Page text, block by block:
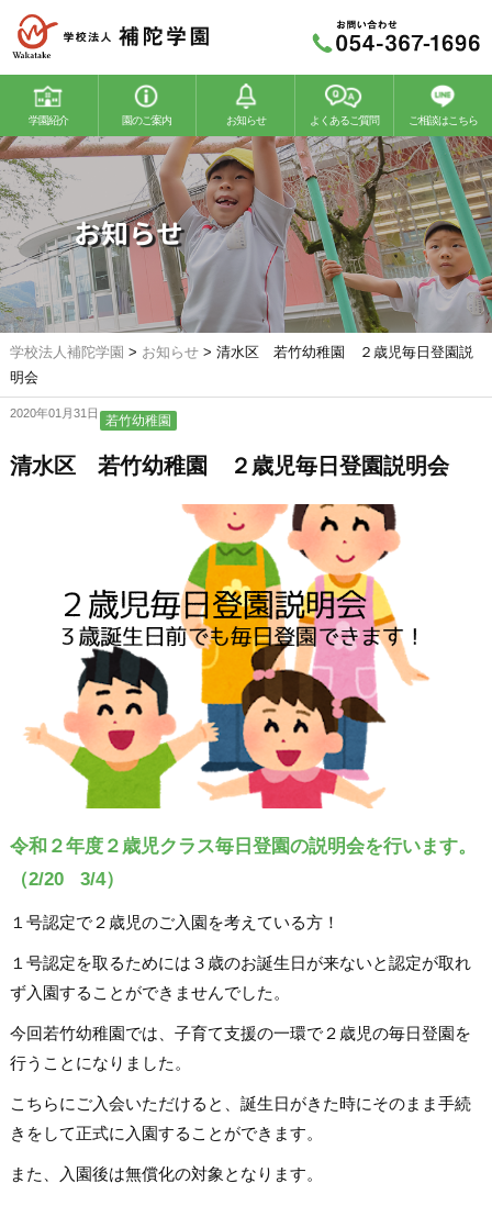
学園紹介 園のご案内
若竹幼稚園 若竹こどもの森
お知らせ よくあるご質問 ご相談はこちら
お知らせ
学校法人補陀学園 > お知らせ> 清水区 若竹幼稚園 ２歳児毎日登園説
明会
2020年01月31日 若竹幼稚園
清水区 若竹幼稚園 ２歳児毎日登園説明会
令和２年度２歳児クラス毎日登園の説明会を行います。
（2/20 3/4）
１号認定で２歳児のご入園を考えている方！
１号認定を取るためには３歳のお誕生日が来ないと認定が取れ
ず入園することができませんでした。
今回若竹幼稚園では、子育て支援の一環で２歳児の毎日登園を
行うことになりました。
こちらにご入会いただけると、誕生日がきた時にそのまま手続
きをして正式に入園することができます。
また、入園後は無償化の対象となります。